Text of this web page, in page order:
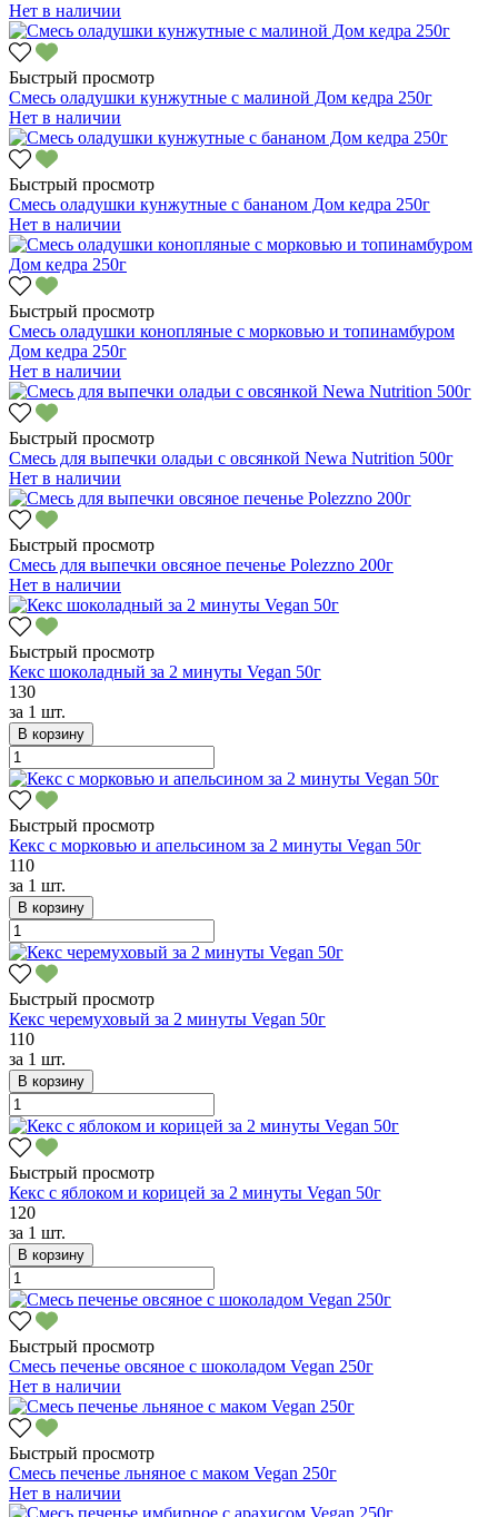
Нет в наличии
Быстрый просмотр
Смесь оладушки кунжутные с малиной Дом кедра 250г
Нет в наличии
Быстрый просмотр
Смесь оладушки кунжутные с бананом Дом кедра 250г
Нет в наличии
Быстрый просмотр
Смесь оладушки конопляные с морковью и топинамбуром
Дом кедра 250г
Нет в наличии
Быстрый просмотр
Смесь для выпечки оладьи с овсянкой Newa Nutrition 500г
Нет в наличии
Быстрый просмотр
Смесь для выпечки овсяное печенье Polezzno 200г
Нет в наличии
Быстрый просмотр
Кекс шоколадный за 2 минуты Vegan 50г
130
за 1 шт.
В корзину
Быстрый просмотр
Кекс с морковью и апельсином за 2 минуты Vegan 50г
110
за 1 шт.
В корзину
Быстрый просмотр
Кекс черемуховый за 2 минуты Vegan 50г
110
за 1 шт.
В корзину
Быстрый просмотр
Кекс с яблоком и корицей за 2 минуты Vegan 50г
120
за 1 шт.
В корзину
Быстрый просмотр
Смесь печенье овсяное с шоколадом Vegan 250г
Нет в наличии
Быстрый просмотр
Смесь печенье льняное с маком Vegan 250г
Нет в наличии